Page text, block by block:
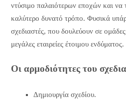
ντύσιμο παλαιότερων εποχών και
καλύτερο δυνατό τρόπο. Φυσικά
σχεδιαστές, που δουλεύουν σε
μεγάλες εταιρείες έτοιμου ενδύματος.
Οι αρμοδιότητες του
Δημιουργία σχεδίου.